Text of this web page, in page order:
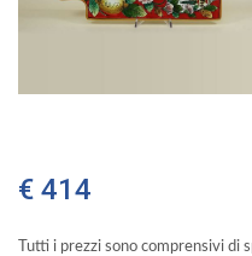
€ 414
Tutti i prezzi sono comprensivi di